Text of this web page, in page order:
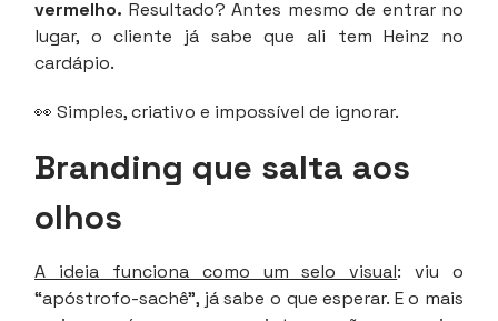
vermelho. Resultado? Antes mesmo de entrar no
lugar, o cliente já sabe que ali tem Heinz no
cardápio.
👀 Simples, criativo e impossível de ignorar.
Branding que salta aos
olhos
A ideia funciona como um selo visual: viu o
“apóstrofo-sachê”, já sabe o que esperar. E o mais